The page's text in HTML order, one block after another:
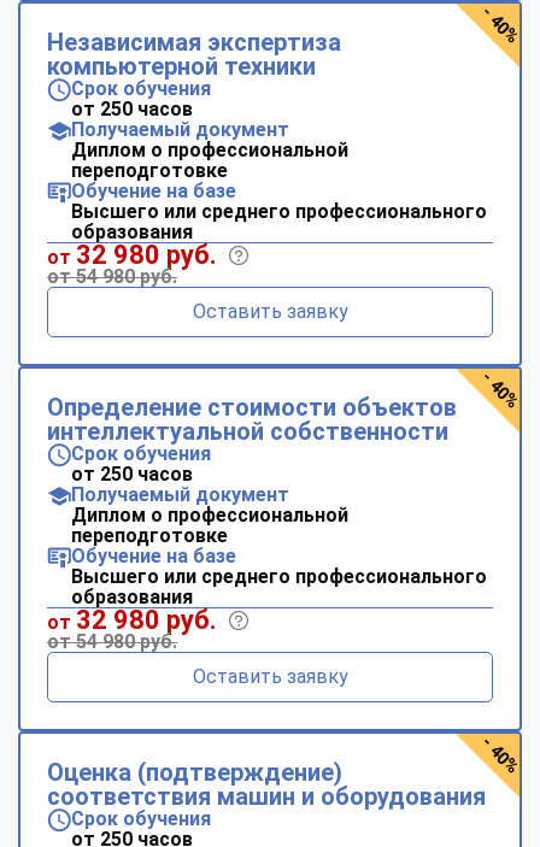
Независимая экспертиза
компьютерной техники
Срок обучения
от 250 часов
Получаемый документ
Диплом о профессиональной
переподготовке
Обучение на базе
Высшего или среднего профессионального
образования
от 32 980 руб.
от 54 980 руб.
Оставить заявку
- 40%
Определение стоимости объектов
интеллектуальной собственности
Срок обучения
от 250 часов
Получаемый документ
Диплом о профессиональной
переподготовке
Обучение на базе
Высшего или среднего профессионального
образования
от 32 980 руб.
от 54 980 руб.
Оставить заявку
- 40%
Оценка (подтверждение)
соответствия машин и оборудования
Срок обучения
от 250 часов
- 40%